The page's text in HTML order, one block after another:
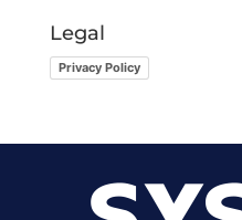
Legal
Privacy Policy